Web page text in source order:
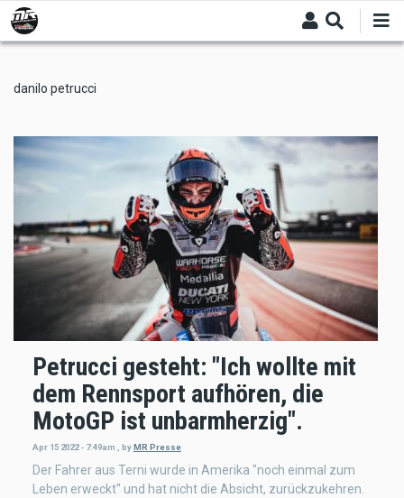
Skip
to
main
danilo petrucci
Petrucci gesteht: "Ich wollte mit
dem Rennsport aufhören, die
MotoGP ist unbarmherzig".
Apr 15 2022 - 7:49am , by MR Presse
Der Fahrer aus Terni wurde in Amerika "noch einmal zum
Leben erweckt" und hat nicht die Absicht, zurückzukehren.